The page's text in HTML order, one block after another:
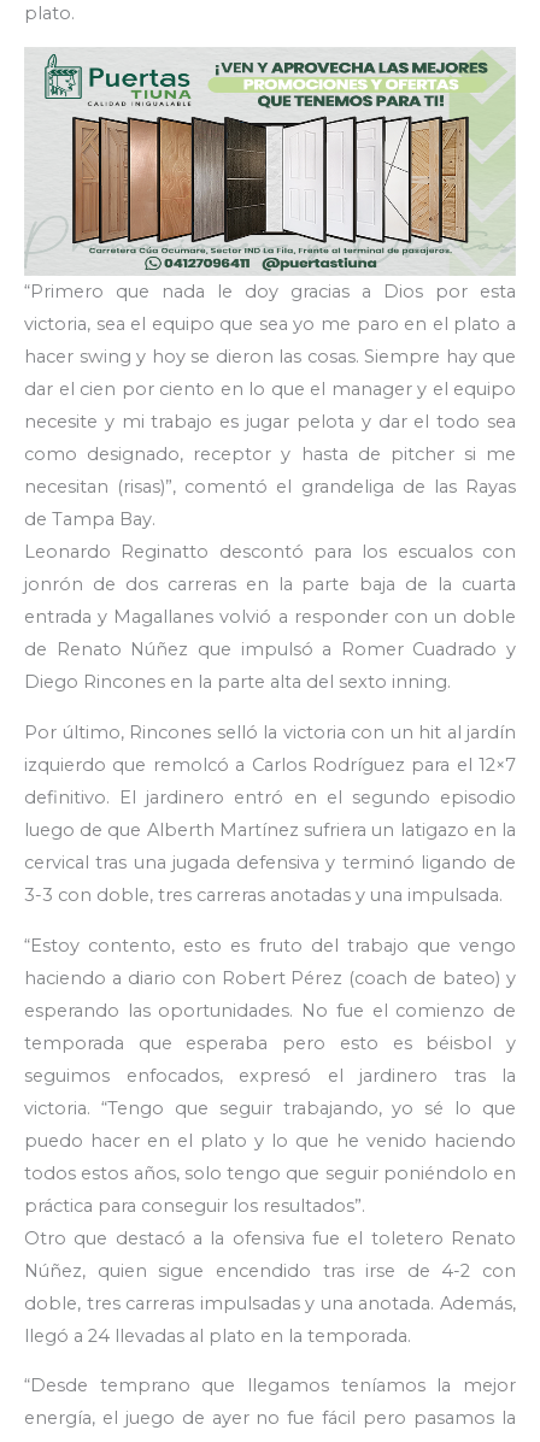
plato.
“Primero que nada le doy gracias a Dios por esta
victoria, sea el equipo que sea yo me paro en el plato a
hacer swing y hoy se dieron las cosas. Siempre hay que
dar el cien por ciento en lo que el manager y el equipo
necesite y mi trabajo es jugar pelota y dar el todo sea
como designado, receptor y hasta de pitcher si me
necesitan (risas)”, comentó el grandeliga de las Rayas
de Tampa Bay.
Leonardo Reginatto descontó para los escualos con
jonrón de dos carreras en la parte baja de la cuarta
entrada y Magallanes volvió a responder con un doble
de Renato Núñez que impulsó a Romer Cuadrado y
Diego Rincones en la parte alta del sexto inning.
Por último, Rincones selló la victoria con un hit al jardín
izquierdo que remolcó a Carlos Rodríguez para el 12×7
definitivo. El jardinero entró en el segundo episodio
luego de que Alberth Martínez sufriera un latigazo en la
cervical tras una jugada defensiva y terminó ligando de
3-3 con doble, tres carreras anotadas y una impulsada.
“Estoy contento, esto es fruto del trabajo que vengo
haciendo a diario con Robert Pérez (coach de bateo) y
esperando las oportunidades. No fue el comienzo de
temporada que esperaba pero esto es béisbol y
seguimos enfocados, expresó el jardinero tras la
victoria. “Tengo que seguir trabajando, yo sé lo que
puedo hacer en el plato y lo que he venido haciendo
todos estos años, solo tengo que seguir poniéndolo en
práctica para conseguir los resultados”.
Otro que destacó a la ofensiva fue el toletero Renato
Núñez, quien sigue encendido tras irse de 4-2 con
doble, tres carreras impulsadas y una anotada. Además,
llegó a 24 llevadas al plato en la temporada.
“Desde temprano que llegamos teníamos la mejor
energía, el juego de ayer no fue fácil pero pasamos la